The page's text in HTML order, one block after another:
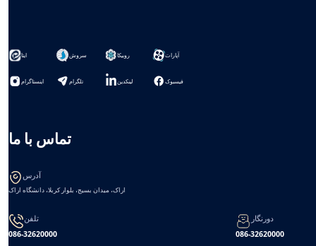
ایتا سروش روبیکا آپارات
اینستاگرام تلگرام لینکدین فیسبوک
تماس با ما
آدرس
اراک، میدان بسیج، بلوار کربلا، دانشگاه اراک
تلفن
086-32620000
دورنگار
086-32620000